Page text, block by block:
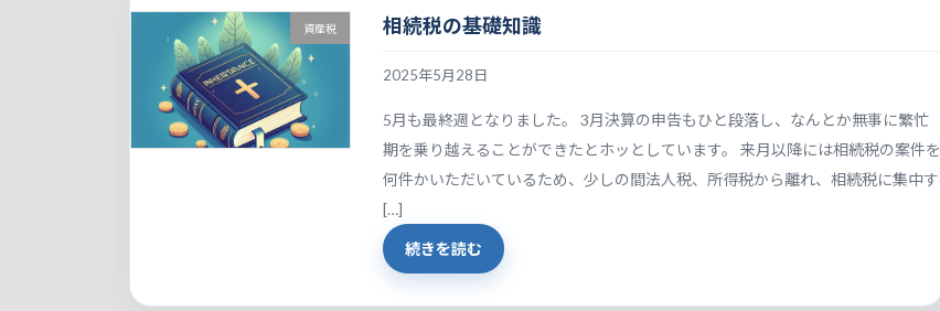
資産税 相続税の基礎知識
2025年5月28日
5月も最終週となりました。 3月決算の申告もひと段落し、なんとか無事に繁忙
期を乗り越えることができたとホッとしています。 来月以降には相続税の案件を
何件かいただいているため、少しの間法人税、所得税から離れ、相続税に集中す
[…]
続きを読む